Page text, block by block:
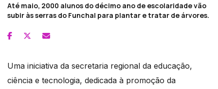
Até maio, 2000 alunos do décimo ano de escolaridade vão
subir às serras do Funchal para plantar e tratar de árvores.
Uma iniciativa da secretaria regional da educação,
ciência e tecnologia, dedicada à promoção da